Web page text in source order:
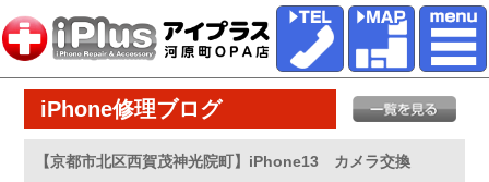
iPhone修理ブログ
【京都市北区西賀茂神光院町】iPhone13 カメラ交換